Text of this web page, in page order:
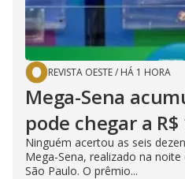
REVISTA OESTE/ HÁ 1 HORA
Mega-Sena
pode chegar a
Ninguém acertou as seis
Mega-Sena, realizado na
São Paulo. O prêmio...